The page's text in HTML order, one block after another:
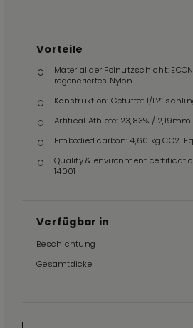
Vorteile
Material der Polnutzschicht:
regeneriertes Nylon
Konstruktion: Getuftet 1/12”
Artifical Athlete: 23,83% / 2,19mm
Embodied carbon: 4,60 kg CO2-
Quality & environment
14001
Verfügbar in
Beschichtung
Gesamtdicke